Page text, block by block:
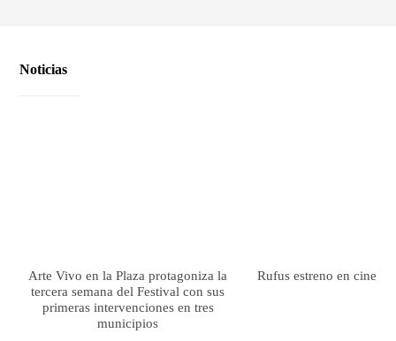
Noticias
Arte Vivo en la Plaza protagoniza la
tercera semana del Festival con sus
primeras intervenciones en tres
municipios
Rufus estreno en cines